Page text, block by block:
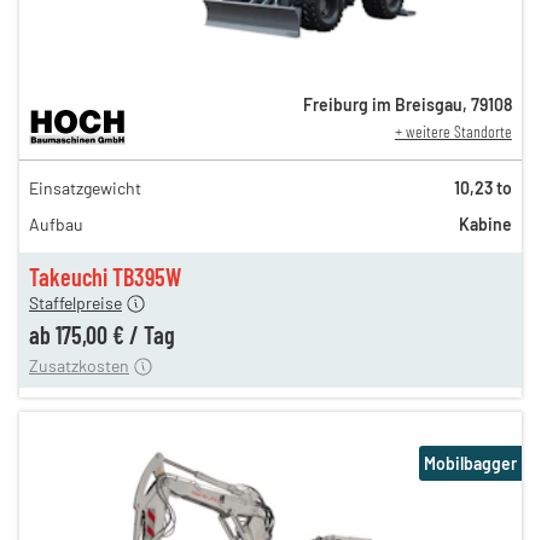
Takeuchi TB395W
302,00 €
252,00 €
211,00 €
Staffelpreise
ab 175,00 € / Tag
12,00 €
Zusatzkosten
Freiburg im Breisgau, 79108
+ weitere Standorte
Einsatzgewicht
10,23 to
Aufbau
Kabine
Mobilbagger